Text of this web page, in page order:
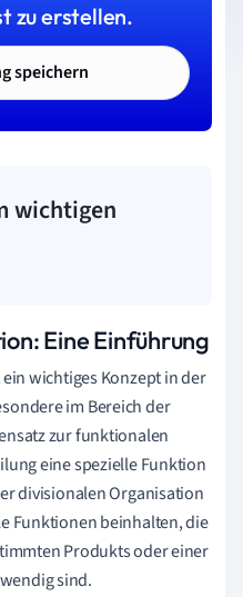
zu erstellen.
speichern
wichtigen
Eine Einführung
wichtiges Konzept in der
im Bereich der
zur funktionalen
eine spezielle Funktion
divisionalen Organisation
Funktionen beinhalten, die
Produkts oder einer
sind.